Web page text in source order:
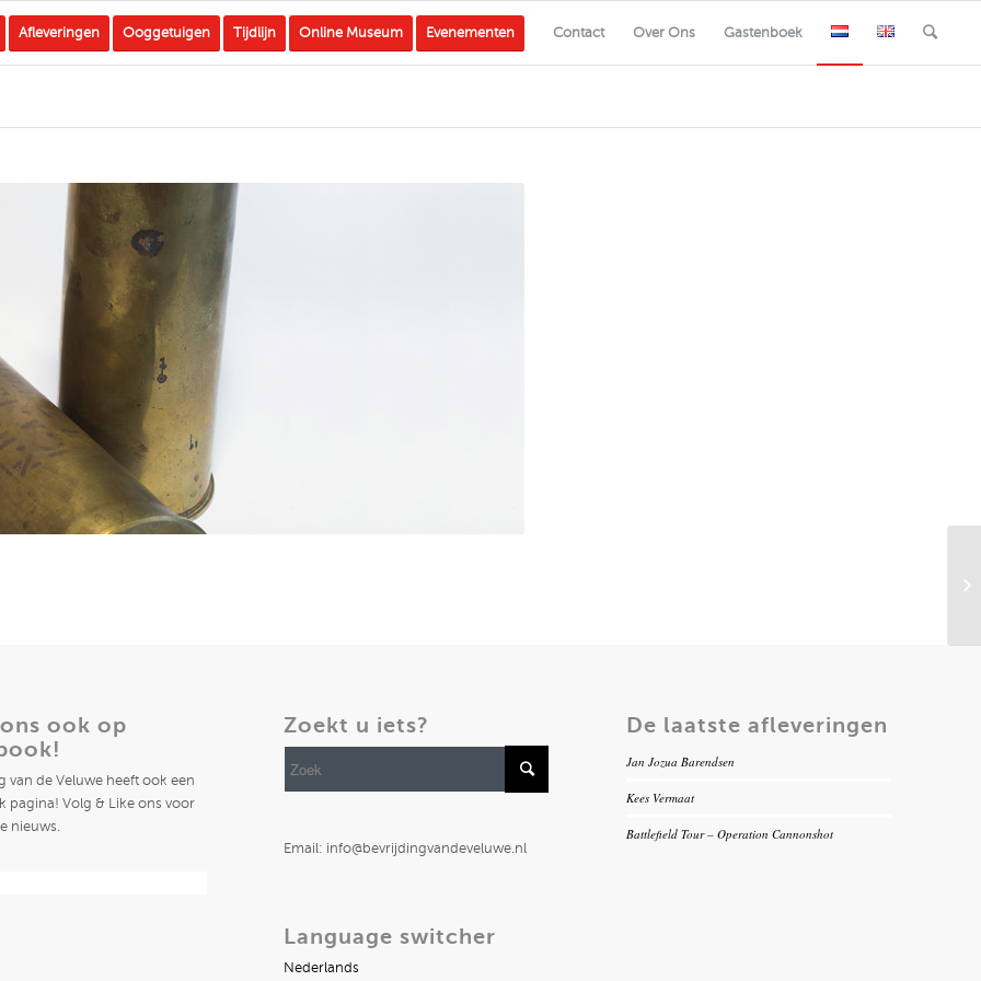
Afleveringen Ooggetuigen Tijdlijn Online Museum Evenementen Contact Over Ons Gastenboek
ook op
van de Veluwe heeft ook een
pagina! Volg & Like ons voor
nieuws.
Zoekt u iets?
Email: info@bevrijdingvandeveluwe.nl
Language switcher
Nederlands
De laatste afleveringen
Jan Jozua Barendsen
Kees Vermaat
Battlefield Tour – Operation Cannonshot